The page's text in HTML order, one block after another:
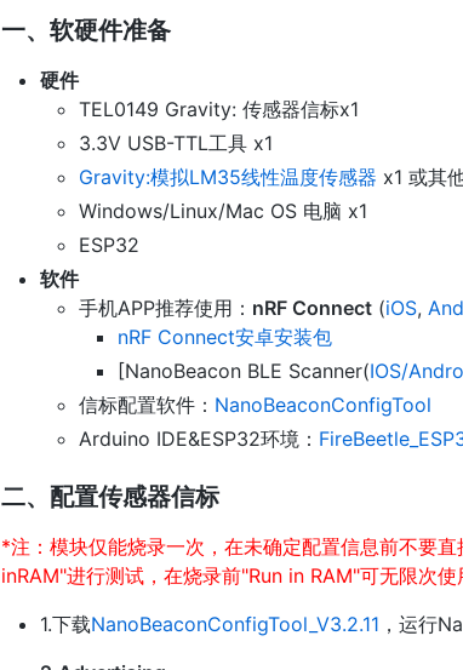
一、软硬件准备
硬件
TEL0149 Gravity: 传感器信标x1
3.3V USB-TTL工具 x1
Gravity:模拟LM35线性温度传感器 x1 或其
Windows/Linux/Mac OS 电脑 x1
ESP32
软件
手机APP推荐使用： nRF Connect (iOS,
nRF Connect安卓安装包
[NanoBeacon BLE Scanner(IOS/
信标配置软件： NanoBeaconConfigTool
Arduino IDE&ESP32环境：
二、配置传感器信标
*注：模块仅能烧录一次，在未确定配置信息前不要
inRAM"进行测试，在烧录前"Run in RAM"可无限次使
1.下载NanoBeaconConfigTool_V3.2.11 ，运行